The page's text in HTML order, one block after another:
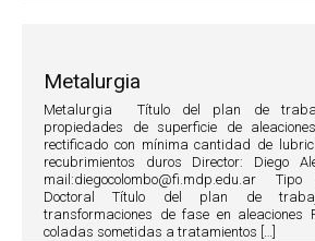
Metalurgia
Metalurgia Título del plan de
propiedades de superficie de
rectificado con mínima cantidad de
recubrimientos duros Director: Diego
mail:diegocolombo@fi.mdp.edu.ar
Doctoral Título del plan de
transformaciones de fase en aleaciones
coladas sometidas a tratamientos […]